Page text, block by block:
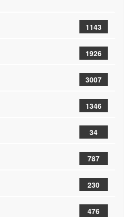
1143
1926
3007
1346
34
787
230
476